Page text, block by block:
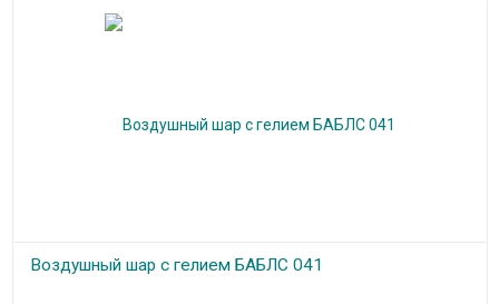
Воздушный шар с гелием БАБЛС 041